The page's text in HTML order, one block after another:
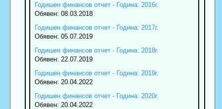
Годишен финансов отчет - Година: 2016г.
Обявен: 08.03.2018
Годишен финансов отчет - Година: 2017г.
Обявен: 05.07.2019
Годишен финансов отчет - Година: 2018г.
Обявен: 22.07.2019
Годишен финансов отчет - Година: 2019г.
Обявен: 20.04.2022
Годишен финансов отчет - Година: 2020г.
Обявен: 20.04.2022